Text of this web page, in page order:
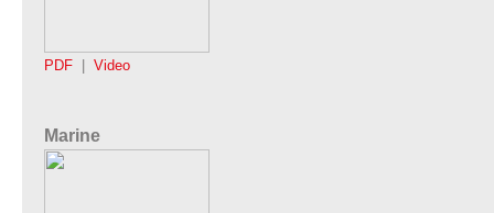
PDF Video
Marine